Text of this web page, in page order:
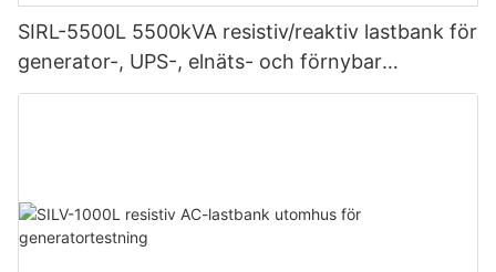
SIRL-5500L 5500kVA resistiv/reaktiv lastbank för
generator-, UPS-, elnäts- och förnybar
energitestning